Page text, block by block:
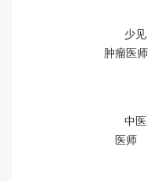
少见
肿瘤医师
中医
医师